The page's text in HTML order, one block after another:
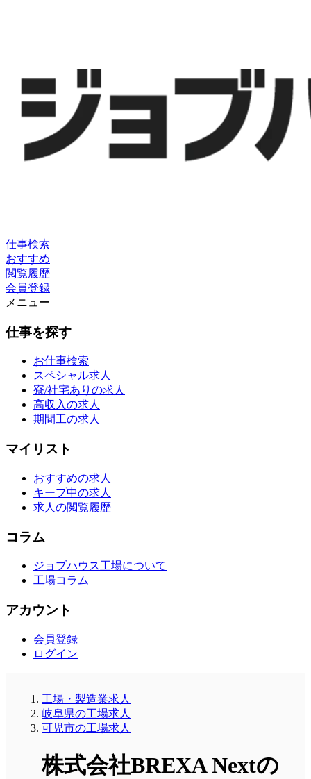
仕事検索
おすすめ
閲覧履歴
会員登録
メニュー
仕事を探す
お仕事検索
スペシャル求人
寮/社宅ありの求人
高収入の求人
期間工の求人
マイリスト
おすすめの求人
キープ中の求人
求人の閲覧履歴
コラム
ジョブハウス工場について
工場コラム
アカウント
会員登録
ログイン
工場・製造業求人
岐阜県の工場求人
可児市の工場求人
株式会社BREXA Nextの